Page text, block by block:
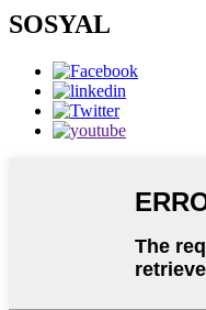
SOSYAL